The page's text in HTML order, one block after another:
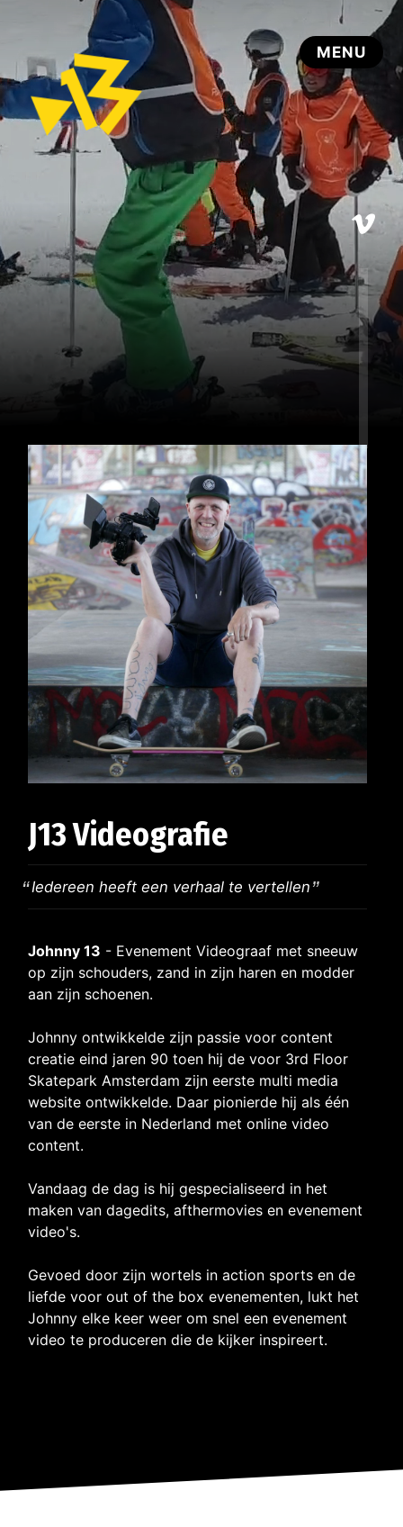
J13 Videografie
Iedereen heeft een verhaal te vertellen
Johnny 13 - Evenement Videograaf met sneeuw
op zijn schouders, zand in zijn haren en modder
aan zijn schoenen.
Johnny ontwikkelde zijn passie voor content
creatie eind jaren 90 toen hij de voor 3rd Floor
Skatepark Amsterdam zijn eerste multi media
website ontwikkelde. Daar pionierde hij als één
van de eerste in Nederland met online video
content.
Vandaag de dag is hij gespecialiseerd in het
maken van dagedits, afthermovies en evenement
video's.
Gevoed door zijn wortels in action sports en de
liefde voor out of the box evenementen, lukt het
Johnny elke keer weer om snel een evenement
video te produceren die de kijker inspireert.